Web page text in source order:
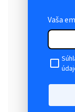
Vaša